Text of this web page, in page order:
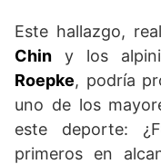
Este hallazgo,
Chin y los
Roepke, podría
uno de los
este deporte:
primeros en